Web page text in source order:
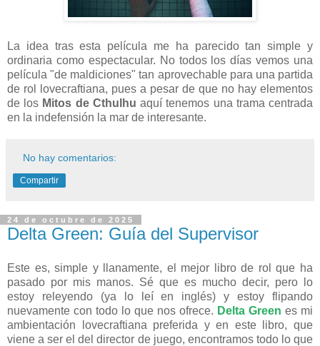
La idea tras esta película me ha parecido tan simple y
ordinaria como espectacular. No todos los días vemos una
película "de maldiciones" tan aprovechable para una partida
de rol lovecraftiana, pues a pesar de que no hay elementos
de los Mitos de Cthulhu aquí tenemos una trama centrada
en la indefensión la mar de interesante.
No hay comentarios:
Compartir
24 de octubre de 2025
Delta Green: Guía del Supervisor
Este es, simple y llanamente, el mejor libro de rol que ha
pasado por mis manos. Sé que es mucho decir, pero lo
estoy releyendo (ya lo leí en inglés) y estoy flipando
nuevamente con todo lo que nos ofrece. Delta Green es mi
ambientación lovecraftiana preferida y en este libro, que
viene a ser el del director de juego, encontramos todo lo que